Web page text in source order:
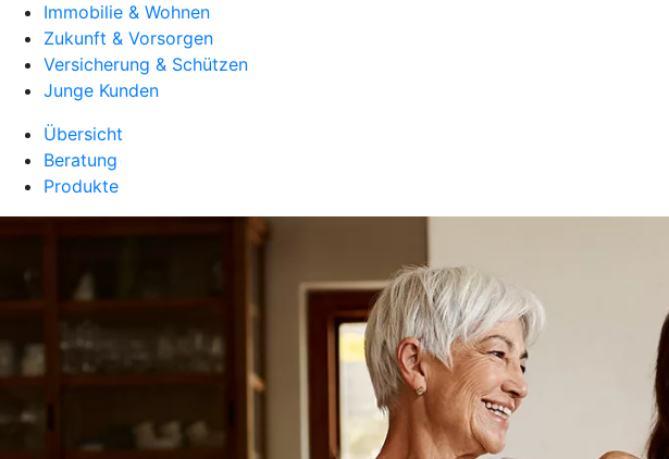
Immobilie & Wohnen
Zukunft & Vorsorgen
Versicherung & Schützen
Junge Kunden
Übersicht
Beratung
Produkte